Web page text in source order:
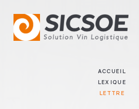
ACCUEIL
LEXIQUE
LETTRE